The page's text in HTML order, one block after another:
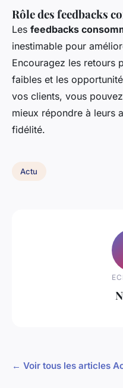
Rôle des feedbacks
Les feedbacks
inestimable pour
Encouragez les retours
faibles et les
vos clients, vous
mieux répondre à leurs
fidélité.
Actu
← Voir tous les articles